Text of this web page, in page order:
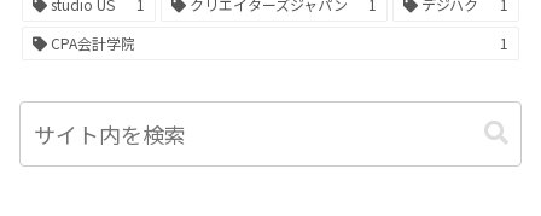
CPA会計学院
1